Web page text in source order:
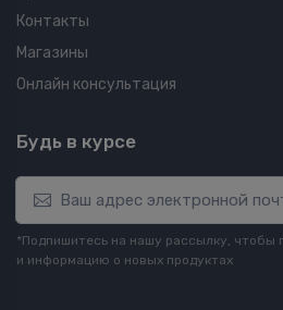
Контакты
Магазины
Онлайн консультация
Будь в курсе
*Подпишитесь на нашу рассылку, чтобы
и информацию о новых продуктах